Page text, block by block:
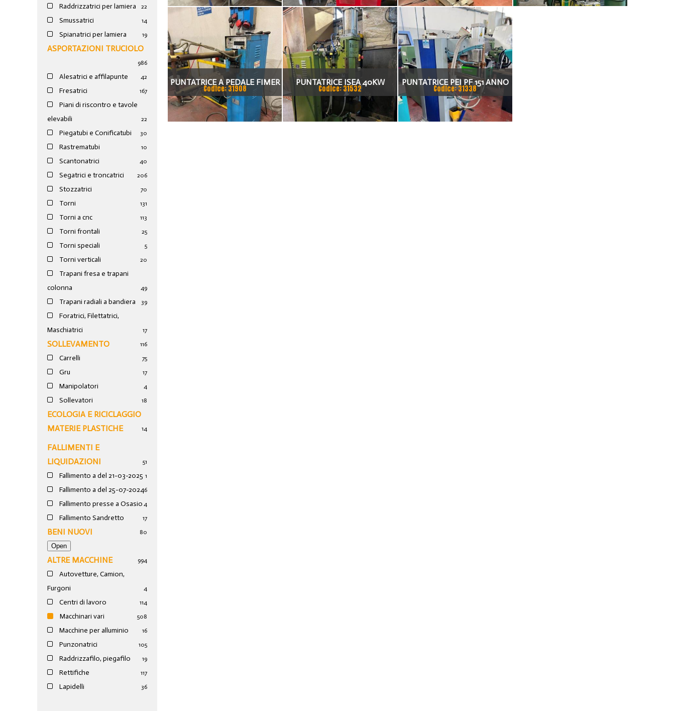
Raddrizzatrici per lamiera 22
Smussatrici 14
Spianatrici per lamiera 19
ASPORTAZIONI TRUCIOLO
986
Alesatrici e affilapunte 42
Fresatrici 167
Piani di riscontro e tavole
elevabili
22
Piegatubi e Conificatubi 30
Rastrematubi 10
Scantonatrici 40
Segatrici e troncatrici 206
Stozzatrici 70
Torni 131
Torni a cnc 113
Torni frontali 25
Torni speciali 5
Torni verticali 20
Trapani fresa e trapani
colonna
49
Trapani radiali a bandiera 39
Foratrici, Filettatrici,
Maschiatrici
17
SOLLEVAMENTO 116
Carrelli 75
Gru 17
Manipolatori 4
Sollevatori 18
ECOLOGIA E RICICLAGGIO
MATERIE PLASTICHE
14
FALLIMENTI E
LIQUIDAZIONI
51
Fallimento a del 21-03-2025 1
Fallimento a del 25-07-20246
Fallimento presse a Osasio 4
Fallimento Sandretto 17
BENI NUOVI 80
ALTRE MACCHINE 994
Autovetture, Camion,
Furgoni
4
Centri di lavoro 114
Macchinari vari 508
Macchine per alluminio 16
Punzonatrici 105
Raddrizzafilo, piegafilo 19
Rettifiche 117
Lapidelli 36
PUNTATRICE A PEDALE FIMER
BRACCIO D.35 L= 400 ANNO
1990
Codice: 31908
PUNTATRICE ISEA 40KW
Codice: 31532
PUNTATRICE PEI PF 151 ANNO
2008
Codice: 31338